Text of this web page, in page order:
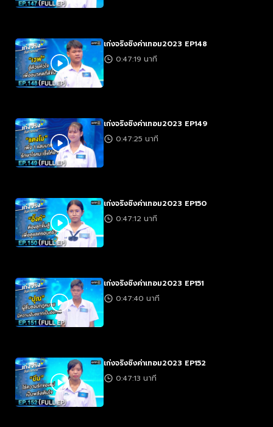
เก่งจริงชิงค่าเทอม2023 EP148
0:47:19 นาที
เก่งจริงชิงค่าเทอม2023 EP149
0:47:25 นาที
เก่งจริงชิงค่าเทอม2023 EP150
0:47:12 นาที
เก่งจริงชิงค่าเทอม2023 EP151
0:47:40 นาที
เก่งจริงชิงค่าเทอม2023 EP152
0:47:13 นาที